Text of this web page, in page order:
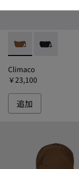
Climaco - B1338-
Climaco -
Climaco
￥23,100
追加